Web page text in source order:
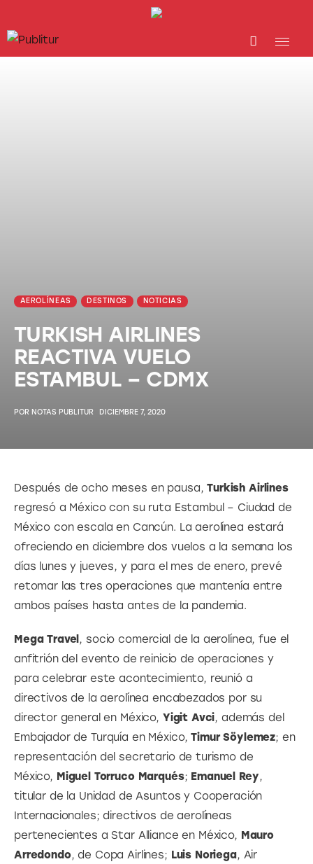
INICIO
AEROLÍNEAS DESTINOS NOTICIAS
TURKISH AIRLINES
REACTIVA VUELO
ESTAMBUL – CDMX
POR NOTAS PUBLITUR DICIEMBRE 7, 2020
Después de ocho meses en pausa, Turkish Airlines
regresó a México con su ruta Estambul – Ciudad de
México con escala en Cancún. La aerolínea estará
ofreciendo en diciembre dos vuelos a la semana los
días lunes y jueves, y para el mes de enero, prevé
retomar las tres operaciones que mantenía entre
ambos países hasta antes de la pandemia.
Mega Travel , socio comercial de la aerolínea, fue el
anfitrión del evento de reinicio de operaciones y
para celebrar este acontecimiento, reunió a
directivos de la aerolínea encabezados por su
director general en México, Yigit Avci, además del
Embajador de Turquía en México, Timur Söylemez; en
representación del secretario de turismo de
México, Miguel Torruco Marqués; Emanuel Rey,
titular de la Unidad de Asuntos y Cooperación
Internacionales; directivos de aerolíneas
pertenecientes a Star Alliance en México, Mauro
Arredondo, de Copa Airlines; Luis Noriega, Air